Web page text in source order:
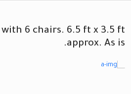
6 chairs. 6.5 ft x 3.5 ft
approx. As is.